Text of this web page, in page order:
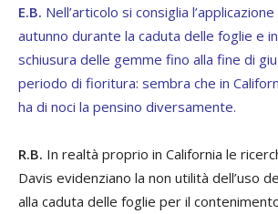
E.B. Nell’articolo si consiglia
autunno durante la caduta delle foglie e
schiusura delle gemme fino alla fine di
periodo di fioritura: sembra che in
ha di noci la pensino diversamente.
R.B. In realtà proprio in California le
Davis evidenziano la non utilità dell’uso
alla caduta delle foglie per il